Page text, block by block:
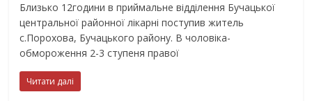
Близько 12години в приймальне відділення Бучацької
центральної районної лікарні поступив житель
с.Порохова, Бучацького району. В чоловіка-
обмороження 2-3 ступеня правої
Читати далі